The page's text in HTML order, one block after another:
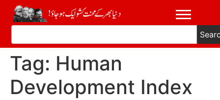
Tag: Human
Development Index